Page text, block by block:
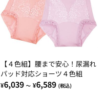
【４色組】腰まで安心！尿漏れ
パッド対応ショーツ４色組
¥6,039 ～ ¥6,589 (税込)